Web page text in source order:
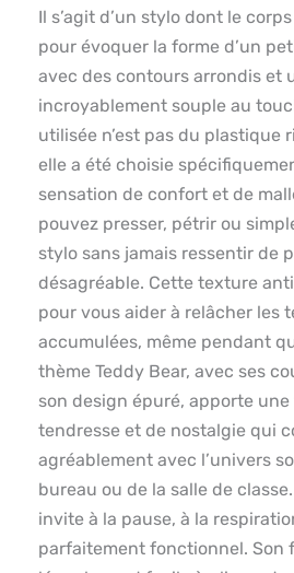
Il s’agit d’un stylo dont le
pour évoquer la forme d’un
avec des contours arrondis et
incroyablement souple au
utilisée n’est pas du plastique
elle a été choisie
sensation de confort et de
pouvez presser, pétrir ou
stylo sans jamais ressentir de
désagréable. Cette texture
pour vous aider à relâcher les
accumulées, même pendant
thème Teddy Bear, avec ses
son design épuré, apporte
tendresse et de nostalgie qui
agréablement avec l’univers
bureau ou de la salle de
invite à la pause, à la
parfaitement fonctionnel. Son